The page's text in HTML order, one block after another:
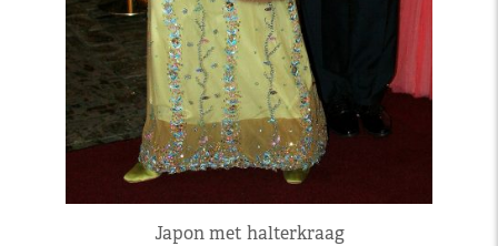
Japon met halterkraag